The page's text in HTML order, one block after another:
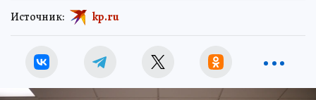
Источник: kp.ru